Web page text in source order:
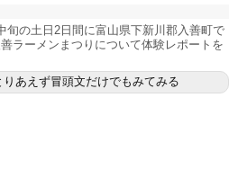
旬の土日2日間に富山県下新川郡入善町で
ラーメンまつりについて体験レポートを
りあえず冒頭文だけでもみてみる